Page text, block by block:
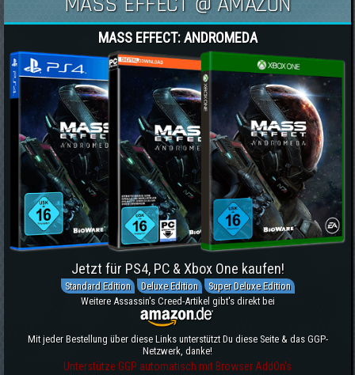
MASS EFFECT: ANDROMEDA
Jetzt für PS4, PC & Xbox One kaufen!
Standard Edition Deluxe Edition
Super Deluxe Edition
Weitere Assassin's Creed-Artikel gibt's direkt bei
Mit jeder Bestellung über diese Links unterstützt Du diese Seite & das GGP-
Netzwerk, danke!
Unterstütze GGP automatisch mit Browser AddOn's